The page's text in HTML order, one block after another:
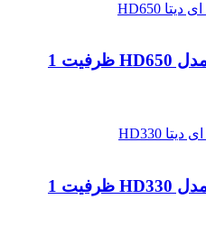
هارد اکسترنال ای دیتا مدل HD650 ظرفیت 1
هارد اکسترنال ای دیتا مدل HD330 ظرفیت 1